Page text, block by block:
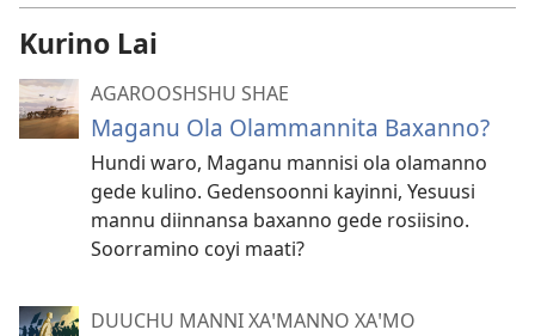
Kurino Lai
AGAROOSHSHU SHAE
Maganu Ola Olammannita Baxanno?
Hundi waro, Maganu mannisi ola olamanno
gede kulino. Gedensoonni kayinni, Yesuusi
mannu diinnansa baxanno gede rosiisino.
Soorramino coyi maati?
DUUCHU MANNI XAꞌMANNO XAꞌMO